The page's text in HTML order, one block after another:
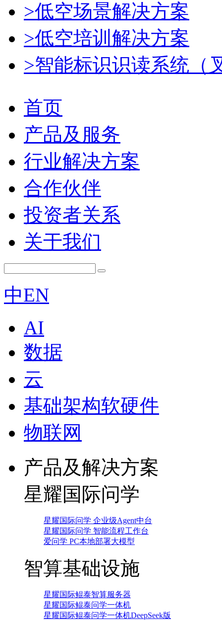
>低空场景解决方案
>低空培训解决方案
>智能标识识读系统（
首页
产品及服务
行业解决方案
合作伙伴
投资者关系
关于我们
中EN
AI
数据
云
基础架构软硬件
物联网
产品及解决方案
星耀国际问学
星耀国际问学 企业级Agent中台
星耀国际问学 智能流程工作台
爱问学 PC本地部署大模型
智算基础设施
星耀国际鲲泰智算服务器
星耀国际鲲泰问学一体机
星耀国际鲲泰问学一体机DeepSeek版